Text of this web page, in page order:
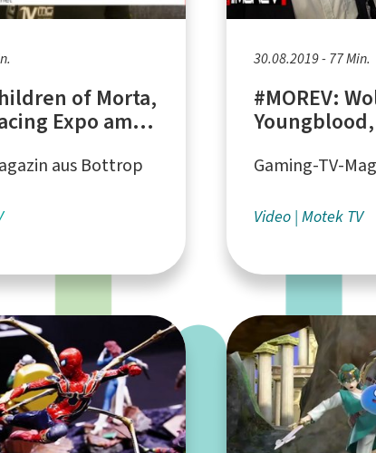
of Morta,
Expo am
aus Bottrop
30.08.2019 - 77 Min.
#MOREV:
im Interview
Gaming-TV-
Video Motek TV